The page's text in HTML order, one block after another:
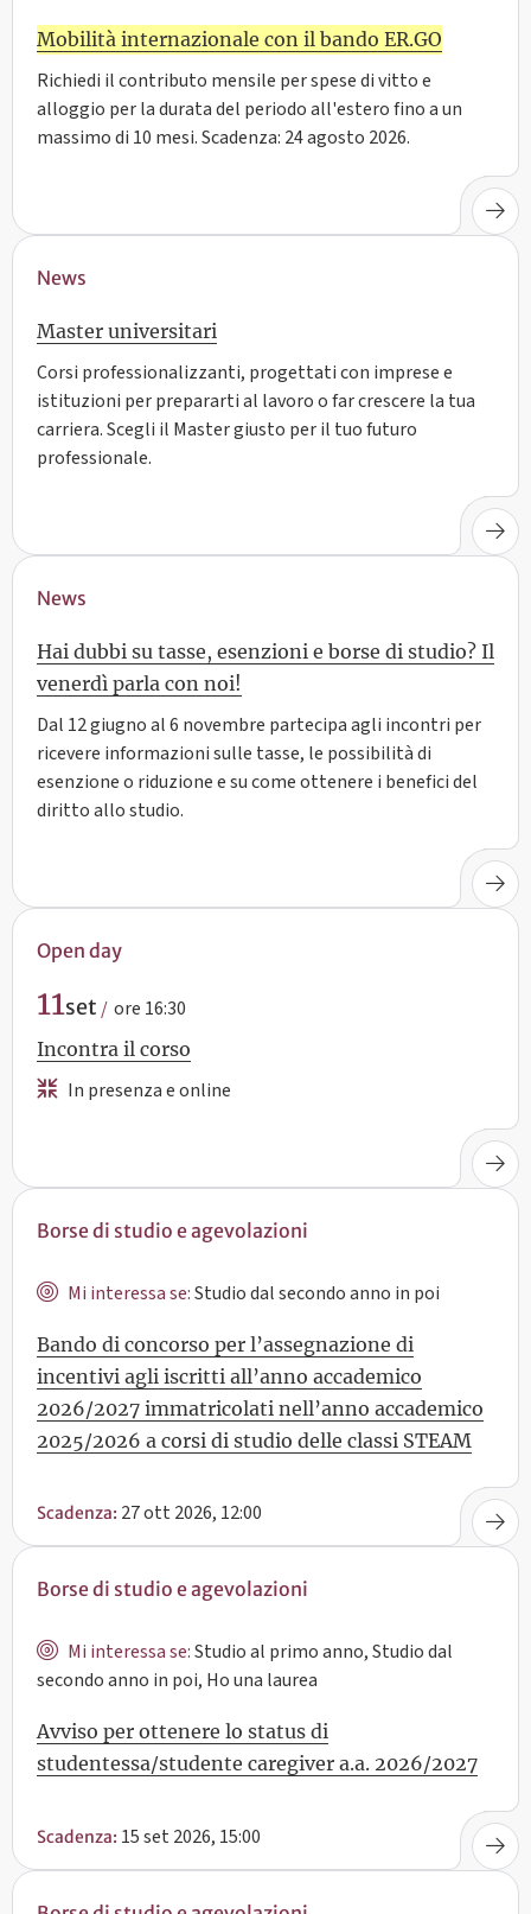
Mobilità internazionale con il bando ER.GO
Richiedi il contributo mensile per spese di vitto e
alloggio per la durata del periodo all'estero fino a un
massimo di 10 mesi. Scadenza: 24 agosto 2026.
News
Master universitari
Corsi professionalizzanti, progettati con imprese e
istituzioni per prepararti al lavoro o far crescere la tua
carriera. Scegli il Master giusto per il tuo futuro
professionale.
News
Hai dubbi su tasse, esenzioni e borse di studio? Il
venerdì parla con noi!
Dal 12 giugno al 6 novembre partecipa agli incontri per
ricevere informazioni sulle tasse, le possibilità di
esenzione o riduzione e su come ottenere i benefici del
diritto allo studio.
Open day
11set ore 16:30
Incontra il corso
In presenza e online
Borse di studio e agevolazioni
Mi interessa se:Studio dal secondo anno in poi
Bando di concorso per l’assegnazione di
incentivi agli iscritti all’anno accademico
2026/2027 immatricolati nell’anno accademico
2025/2026 a corsi di studio delle classi STEAM
Scadenza: 27 ott 2026, 12:00
Borse di studio e agevolazioni
Mi interessa se:Studio al primo anno, Studio dal
secondo anno in poi, Ho una laurea
Avviso per ottenere lo status di
studentessa/studente caregiver a.a. 2026/2027
Scadenza: 15 set 2026, 15:00